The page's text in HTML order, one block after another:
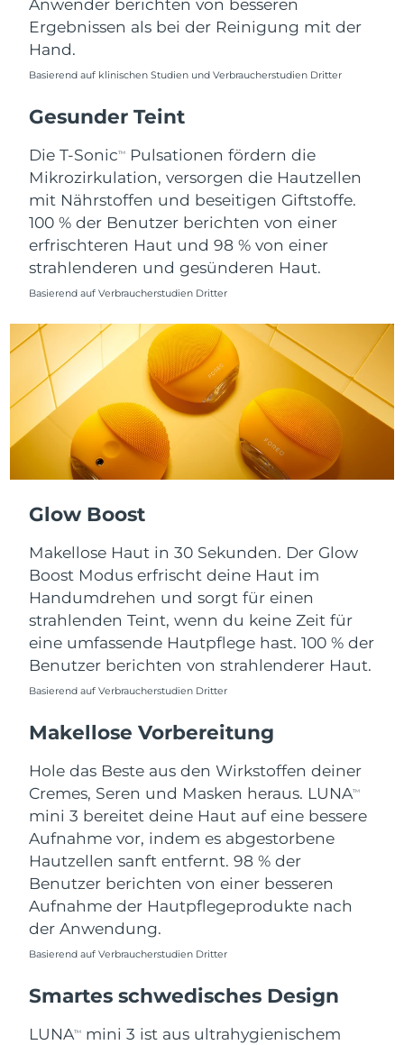
Anwender berichten von besseren
Ergebnissen als bei der Reinigung mit der
Hand.
Basierend auf klinischen Studien und Verbraucherstudien Dritter
Gesunder Teint
Die T-SonicTM
Pulsationen fördern die
Mikrozirkulation, versorgen die Hautzellen
mit Nährstoffen und beseitigen Giftstoffe.
100 % der Benutzer berichten von einer
erfrischteren Haut und 98 % von einer
strahlenderen und gesünderen Haut.
Basierend auf Verbraucherstudien Dritter
Glow Boost
Makellose Haut in 30 Sekunden. Der Glow
Boost Modus erfrischt deine Haut im
Handumdrehen und sorgt für einen
strahlenden Teint, wenn du keine Zeit für
eine umfassende Hautpflege hast. 100 % der
Benutzer berichten von strahlenderer Haut.
Basierend auf Verbraucherstudien Dritter
Makellose Vorbereitung
Hole das Beste aus den Wirkstoffen deiner
Cremes, Seren und Masken heraus. LUNATM
mini 3 bereitet deine Haut auf eine bessere
Aufnahme vor, indem es abgestorbene
Hautzellen sanft entfernt. 98 % der
Benutzer berichten von einer besseren
Aufnahme der Hautpflegeprodukte nach
der Anwendung.
Basierend auf Verbraucherstudien Dritter
Smartes schwedisches Design
LUNATM
mini 3 ist aus ultrahygienischem
Saudi-Arabien Erwartete Lieferung8/10/26
Singapur Erwartete Lieferung8/11/26
Slowakei
Slowenien Erwartete Lieferung
Südafrika Erwartete Lieferung8/17/26
Südkorea Erwartete Lieferung
Schweden Erwartete Lieferung8/9/26
Schweiz Erwartete Lieferung8/9/26
Taiwan Erwartete Lieferung 8/14/26
Thailand Erwartete Lieferung8/13/26
Emirate
Erwartete Lieferung8/10/26
Vereinigtes
Königreich
Erwartete Lieferung
Vereinigte Staaten Erwartete Lieferung 8/10/26
Vietnam Erwartete Lieferung